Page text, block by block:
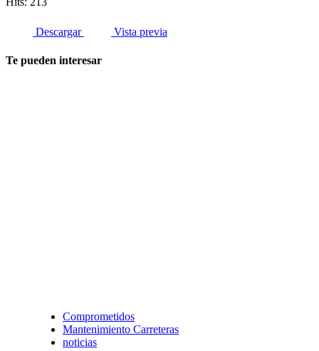
Descargar Vista previa
Te pueden interesar
Comprometidos
Mantenimiento Carreteras
noticias